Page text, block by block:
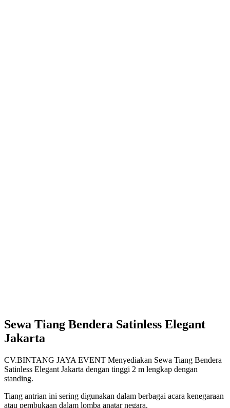
Sewa Tiang Bendera Satinless Elegant
Jakarta
CV.BINTANG JAYA EVENT Menyediakan Sewa Tiang Bendera
Satinless Elegant Jakarta dengan tinggi 2 m lengkap dengan
standing.
Tiang antrian ini sering digunakan dalam berbagai acara kenegaraan
atau pembukaan dalam lomba anatar negara.